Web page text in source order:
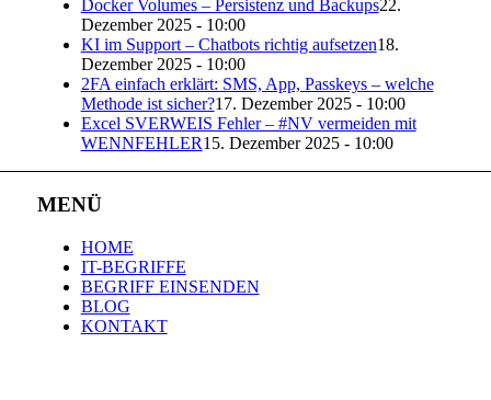
Docker Volumes – Persistenz und Backups22.
Dezember 2025 - 10:00
KI im Support – Chatbots richtig aufsetzen18.
Dezember 2025 - 10:00
2FA einfach erklärt: SMS, App, Passkeys – welche
Methode ist sicher?17. Dezember 2025 - 10:00
Excel SVERWEIS Fehler – #NV vermeiden mit
WENNFEHLER15. Dezember 2025 - 10:00
MENÜ
HOME
IT-BEGRIFFE
BEGRIFF EINSENDEN
BLOG
KONTAKT